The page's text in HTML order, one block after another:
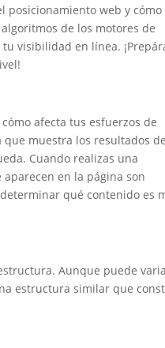
posicionamiento web y cómo
de los motores de
visibilidad en línea.
afecta tus esfuerzos de
que muestra los resultados de
Cuando realizas una
en la página son
qué contenido es
Aunque puede
estructura similar que